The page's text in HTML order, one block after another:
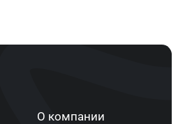
О компании